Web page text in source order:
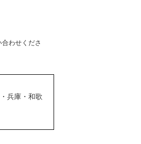
わせくださ
兵庫・和歌